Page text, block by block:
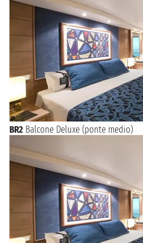
BR2 Balcone Deluxe (ponte medio)